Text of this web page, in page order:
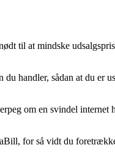
til at mindske
handler, sådan at du er
om en svindel internet
for så vidt du